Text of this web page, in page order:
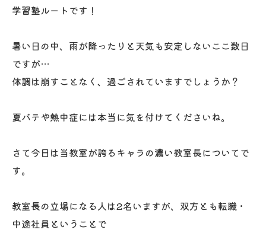
学習塾ルートです！
暑い日の中、雨が降ったりと天気も安定しないここ数日
ですが…
体調は崩すことなく、過ごされていますでしょうか？
夏バテや熱中症には本当に気を付けてくださいね。
さて今日は当教室が誇るキャラの濃い教室長についてで
す。
教室長の立場になる人は2名いますが、双方とも転職・
中途社員ということで